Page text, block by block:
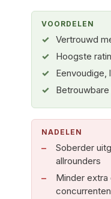
VOORDELEN
Vertrouwd
Hoogste
Eenvoudige,
NADELEN
Soberder
allrounders
Minder extra
concurrenten